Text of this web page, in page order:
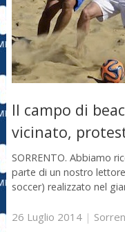
Il campo di
vicinato,
SORRENTO. Abbiamo
parte di un nostro
soccer) realizzato nel
26 Luglio 2014|